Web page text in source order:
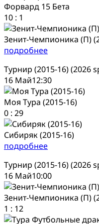
Форвард 15 Бета
10 : 1
Зенит-Чемпионика (П)
подробнее
Турнир (2015-16) (2026
16 Май12:30
Моя Тура (2015-16)
0 : 29
Сибиряк (2015-16)
подробнее
Турнир (2015-16) (2026
16 Май10:00
Зенит-Чемпионика (П)
1 : 12